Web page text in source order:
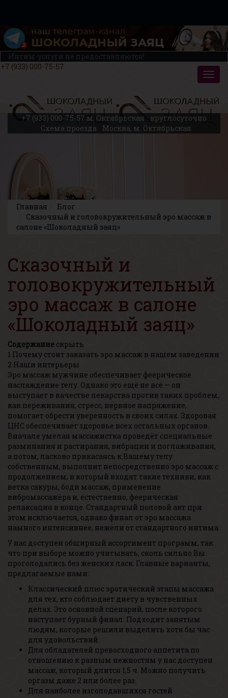
Интим-услуги не предоставляются!
+7 (933) 000-75-57
+7 (933) 000-75-57 м. Октябрьская
круглосуточно
Схема проезда
Москва, м. Октябрьская
Главная
Блог
Сказочный и головокружительный эро массаж в
салоне «Шоколадный заяц»
Сказочный и
головокружительный
эро массаж в салоне
«Шоколадный заяц»
Содержание скрыть
1 Почему стоит заказать эро массаж в нашем заведении
2 Наши интерьеры
Эро массаж мужчине обеспечивает феерическое
наслаждение телу. Однако это ещё не всё — он
выступает в качестве лекарства против таких проблем,
как переживания, стресс, нервное напряжение,
помогает обрести уверенность в своих силах. Здоровая
ЦНС обеспечивает здоровье всех остальных органов.
Вначале умелая массажистка проведёт специальные
разминания и растирания, вибрации и поглаживания,
а потом, ласково прикасаясь к Вашему телу
собственным, выполнит непосредственно эро массаж с
продолжением, в который входят такие техники, как
ветка сакуры, боди массаж, применение
вибромассажёра и, естественно, феерическая
релаксация в конце. Стандартный половой акт при
этом исключается, однако финал от эро массажа
намного интенсивнее, нежели от стандартного интима.
У нас доступен обширный ассортимент программ, так
что при выборе можно учитывать, сколь сильно Вы
проголодались без женских ласк. Главные варианты,
предлагаемые нами:
Классический плюс эротический этапы массажа
для тех, кто соблюдает диету в чувственных
делах. Это основной сценарий, после которого
наступает бурный финал. Подходит занятым
людям, которые решили выделить хотя бы час
для удовольствий.
Для обладателей превосходного аппетита по
отношению к разным нежностям у нас доступен
массаж, который длится 1,5 ч. Можно получить
оргазм даже 2 или более раз.
Для наиболее изголодавшихся гостей